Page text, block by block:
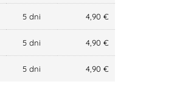
5 dni 4,90 €
5 dni 4,90 €
5 dni 4,90 €